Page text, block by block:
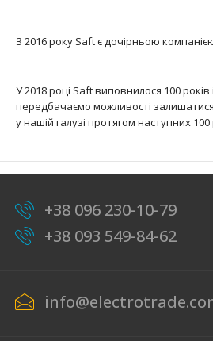
літій-тіонілхлоридний Li-
З 2016 року Saft є дочірньою
У 2018 році Saft виповнилося 100
передбачаємо можливості
у нашій галузі протягом наступних 100
+38 096 230-10-79
+38 093 549-84-62